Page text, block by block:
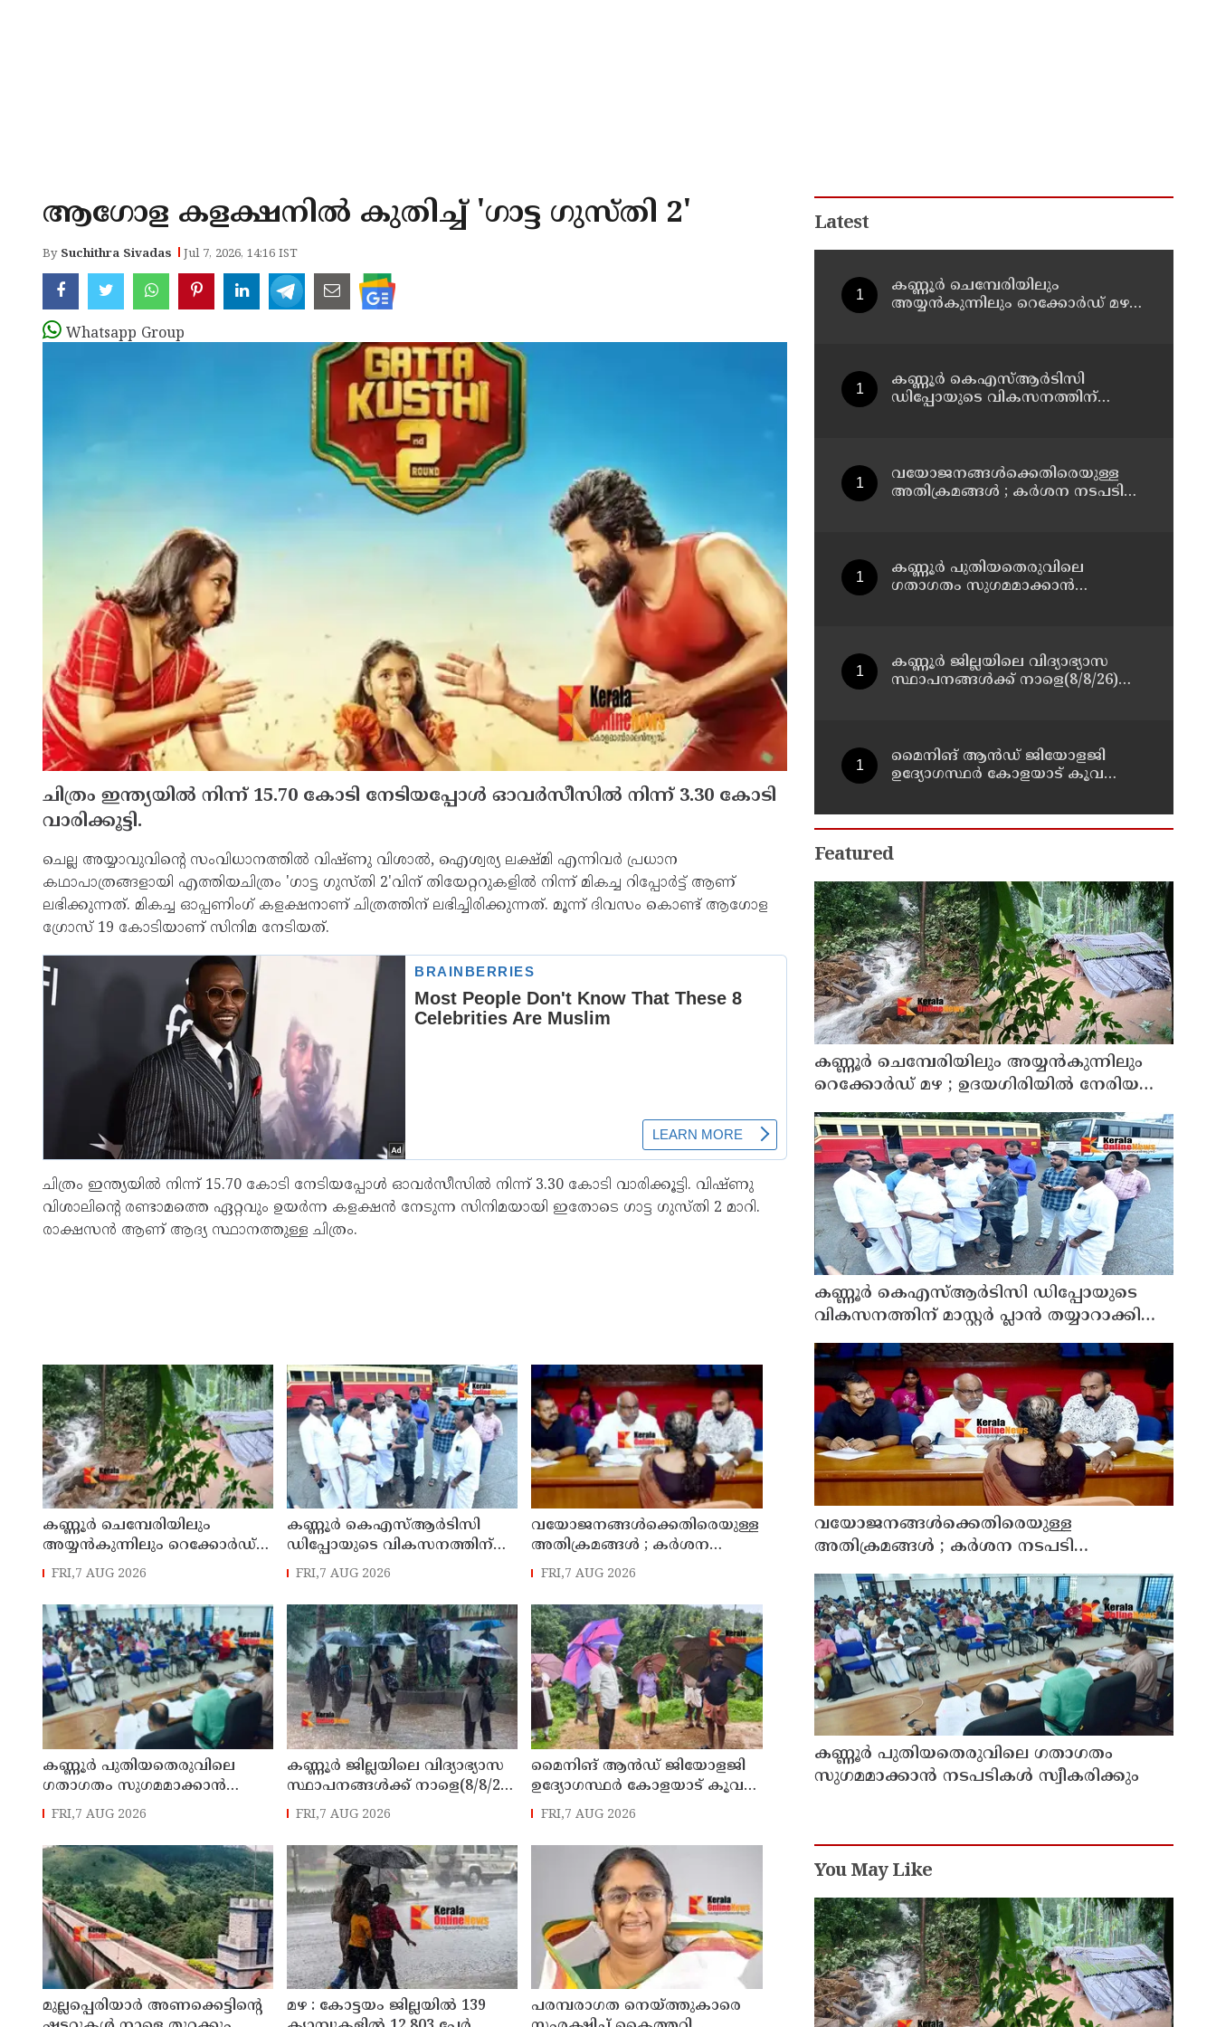
ആഗോള കളക്ഷനില്‍ കുതിച്ച് 'ഗാട്ട ഗുസ്തി 2'
By Suchithra Sivadas Jul 7, 2026, 14:16 IST
Whatsapp Group
ചിത്രം ഇന്ത്യയില്‍ നിന്ന് 15.70 കോടി നേടിയപ്പോള്‍ ഓവര്‍സീസില്‍ നിന്ന് 3.30 കോടി
വാരിക്കൂട്ടി.
ചെല്ല അയ്യാവുവിന്റെ സംവിധാനത്തില്‍ വിഷ്ണു വിശാല്‍, ഐശ്വര്യ ലക്ഷ്മി എന്നിവര്‍ പ്രധാന
കഥാപാത്രങ്ങളായി എത്തിയചിത്രം 'ഗാട്ട ഗുസ്തി 2'വിന് തിയേറ്ററുകളില്‍ നിന്ന് മികച്ച റിപ്പോര്‍ട്ട് ആണ്
ലഭിക്കുന്നത്. മികച്ച ഓപ്പണിംഗ് കളക്ഷനാണ് ചിത്രത്തിന് ലഭിച്ചിരിക്കുന്നത്. മൂന്ന് ദിവസം കൊണ്ട് ആഗോള
ഗ്രോസ് 19 കോടിയാണ് സിനിമ നേടിയത്.
ചിത്രം ഇന്ത്യയില്‍ നിന്ന് 15.70 കോടി നേടിയപ്പോള്‍ ഓവര്‍സീസില്‍ നിന്ന് 3.30 കോടി വാരിക്കൂട്ടി. വിഷ്ണു
വിശാലിന്റെ രണ്ടാമത്തെ ഏറ്റവും ഉയര്‍ന്ന കളക്ഷന്‍ നേടുന്ന സിനിമയായി ഇതോടെ ഗാട്ട ഗുസ്തി 2 മാറി.
രാക്ഷസന്‍ ആണ് ആദ്യ സ്ഥാനത്തുള്ള ചിത്രം.
കണ്ണൂർ ചെമ്പേരിയിലും
അയ്യൻകുന്നിലും റെക്കോർഡ്
മഴ ; ഉദയഗിരിയിൽ നേരിയ
ക്യാമ്പിലേക്ക് മാറ്റി
FRI,7 AUG 2026
കണ്ണൂർ കെഎസ്ആർടിസി
ഡിപ്പോയുടെ വികസനത്തിന്
മാസ്റ്റർ പ്ലാൻ തയ്യാറാക്കി
എം എൽ എ
FRI,7 AUG 2026
വയോജനങ്ങൾക്കെതിരെയുള്ള
അതിക്രമങ്ങൾ ; കർശന
നടപടി സ്വീകരിക്കുമെന്ന്
FRI,7 AUG 2026
കണ്ണൂർ പുതിയതെരുവിലെ
ഗതാഗതം സുഗമമാക്കാന്‍
നടപടികള്‍ സ്വീകരിക്കും
FRI,7 AUG 2026
കണ്ണൂർ ജില്ലയിലെ വിദ്യാഭ്യാസ
സ്ഥാപനങ്ങള്‍ക്ക് നാളെ(8/8/26)
അവധി പ്രഖ്യാപിച്ചു
FRI,7 AUG 2026
മൈനിങ് ആൻഡ്​ ജിയോളജി
ഉദ്യോഗസ്ഥർ കോളയാട് കൂവ
ഉന്നതി സന്ദർശിച്ചു
FRI,7 AUG 2026
മുല്ലപ്പെരിയാർ അണക്കെട്ടിന്റെ
മഴ : കോട്ടയം ജില്ലയിൽ 139
പരമ്പരാഗത നെയ്ത്തുകാരെ
Latest
കണ്ണൂർ ചെമ്പേരിയിലും
അയ്യൻകുന്നിലും റെക്കോർഡ് മഴ ;
കണ്ണൂർ കെഎസ്ആർടിസി
ഡിപ്പോയുടെ വികസനത്തിന്
വയോജനങ്ങൾക്കെതിരെയുള്ള
അതിക്രമങ്ങൾ ; കർശന നടപടി
കണ്ണൂർ പുതിയതെരുവിലെ
ഗതാഗതം സുഗമമാക്കാന്‍
കണ്ണൂർ ജില്ലയിലെ വിദ്യാഭ്യാസ
സ്ഥാപനങ്ങള്‍ക്ക് നാളെ(8/8/26)
മൈനിങ് ആൻഡ്​ ജിയോളജി
ഉദ്യോഗസ്ഥർ കോളയാട് കൂവ
Featured
കണ്ണൂർ ചെമ്പേരിയിലും അയ്യൻകുന്നിലും
റെക്കോർഡ് മഴ ; ഉദയഗിരിയിൽ നേരിയ
ഉരുൾപൊട്ടൽ; 13 പേരെ ക്യാമ്പിലേക്ക് മാറ്റി
കണ്ണൂർ കെഎസ്ആർടിസി ഡിപ്പോയുടെ
വികസനത്തിന് മാസ്റ്റർ പ്ലാൻ തയ്യാറാക്കി
സമർപ്പിക്കും : ടി ഒ മോഹനൻ എം എൽ എ
വയോജനങ്ങൾക്കെതിരെയുള്ള
അതിക്രമങ്ങൾ ; കർശന നടപടി
സ്വീകരിക്കുമെന്ന് കമ്മീഷൻ
കണ്ണൂർ പുതിയതെരുവിലെ ഗതാഗതം
സുഗമമാക്കാന്‍ നടപടികള്‍ സ്വീകരിക്കും
You May Like